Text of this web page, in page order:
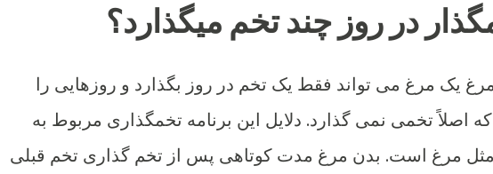
در روز چند تخم میگذارد؟
یک مرغ می تواند فقط یک تخم در روز بگذارد و روزهایی را
اصلاً تخمی نمی گذارد. دلایل این برنامه تخمگذاری مربوط به
مثل مرغ است. بدن مرغ مدت کوتاهی پس از تخم گذاری تخم قبلی